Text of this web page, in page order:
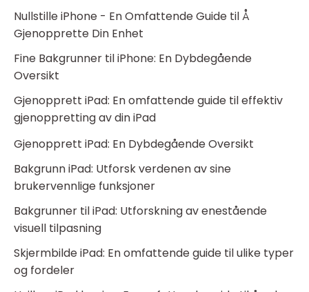
Nullstille iPhone - En Omfattende Guide til Å
Gjenopprette Din Enhet
Fine Bakgrunner til iPhone: En Dybdegående
Oversikt
Gjenopprett iPad: En omfattende guide til effektiv
gjenoppretting av din iPad
Gjenopprett iPad: En Dybdegående Oversikt
Bakgrunn iPad: Utforsk verdenen av sine
brukervennlige funksjoner
Bakgrunner til iPad: Utforskning av enestående
visuell tilpasning
Skjermbilde iPad: En omfattende guide til ulike typer
og fordeler